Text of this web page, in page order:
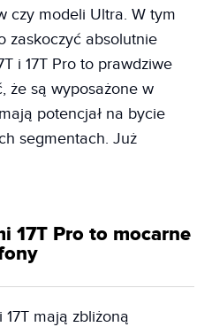
czy modeli Ultra. W tym
zaskoczyć absolutnie
i 17T Pro to prawdziwe
że są wyposażone w
potencjał na bycie
segmentach. Już
17T Pro to mocarne
mają zbliżoną